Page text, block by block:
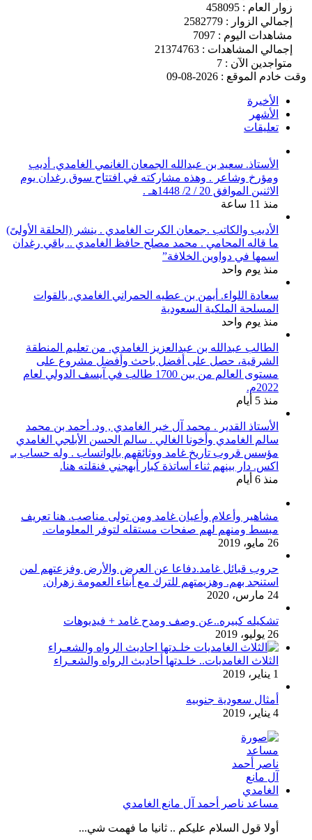
زوار العام : 458095
إجمالي الزوار : 2582779
مشاهدات اليوم : 7097
إجمالي المشاهدات : 21374763
متواجدين الآن : 7
وقت خادم الموقع : 2026-08-09
الأخيرة
الأشهر
تعليقات
الأستاذ. سعيد بن عبدالله الجمعان الغانمي الغامدي. أديب
ومؤرخ وشاعر . وهذه مشاركته في افتتاح سوق رغدان يوم
الاثنين الموافق 20 / 2/ 1448هـ .
منذ 11 ساعة
الأديب والكاتب .جمعان الكرت الغامدي . ينشر (الحلقة الأولىً)
ما قاله المحامي . محمد مصلح حافظ الغامدي .. باقي رغدان
اسمها في دواوين الخلافة”
منذ يوم واحد
سعادة اللواء. أيمن بن عطيه الحمراني الغامدي. بالقوات
المسلحة الملكية السعودية
منذ يوم واحد
الطالب عبدالله بن عبدالعزيز الغامدي. من تعليم المنطقة
الشرقية، حصل على أفضل باحث وأفضل مشروع على
مستوى العالم من بين 1700 طالب في آيسف الدولي لعام
2022م.
منذ 5 أيام
الأستاذ القدير . محمد آل خير الغامدي , ود. أحمد بن محمد
سالم الغامدي وأخونا الغالي . سالم الحسن الأبلجي الغامدي
مؤسس قروب تاريخ غامد ووثائقهم بالواتساب . وله حساب بـ
اكس. دار بينهم ثناء أساتذة كبار أبهجني فنقلته هنا.
منذ 6 أيام
مشاهير وأعلام وأعيان غامد ومن تولى مناصب. هنا تعريف
مبسط ومنهم لهم صفحات مستقله لتوفر المعلومات.
26 مايو، 2019
حروب قبائل غامد.دفاعا عن العرض والأرض وفزعتهم لمن
استنجد بهم. وهزيمتهم للترك مع أبناء العمومة زهران.
24 مارس، 2020
تشكيله كبيره..عن وصف ومدح غامد + فيديوهات
26 يوليو، 2019
الثلاث الغامديات.. خلـدتها أحاديث الرواه والشعـراء
1 يناير، 2019
أمثال سعودية جنوبيه
4 يناير، 2019
مساعد ناصر أحمد آل مانع الغامدي
أولا قول السلام عليكم .. ثانيا ما فهمت شي...